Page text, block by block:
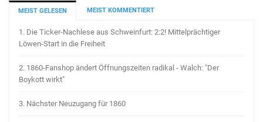
MEIST GELESEN MEIST KOMMENTIERT
1. Die Ticker-Nachlese aus Schweinfurt: 2:2! Mittelprächtiger
Löwen-Start in die Freiheit
2. 1860-Fanshop ändert Öffnungszeiten radikal - Walch: "Der
Boykott wirkt"
3. Nächster Neuzugang für 1860